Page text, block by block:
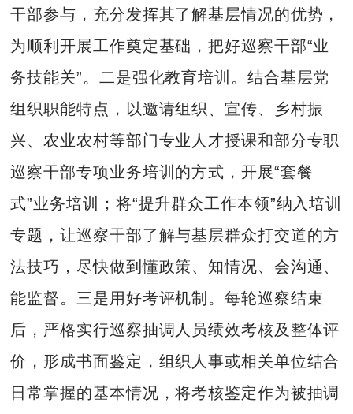
干部参与，充分发挥其了解基层情况的优势，
为顺利开展工作奠定基础，把好巡察干部“业
务技能关”。二是强化教育培训。结合基层党
组织职能特点，以邀请组织、宣传、乡村振
兴、农业农村等部门专业人才授课和部分专职
巡察干部专项业务培训的方式，开展“套餐
式”业务培训；将“提升群众工作本领”纳入培训
专题，让巡察干部了解与基层群众打交道的方
法技巧，尽快做到懂政策、知情况、会沟通、
能监督。三是用好考评机制。每轮巡察结束
后，严格实行巡察抽调人员绩效考核及整体评
价，形成书面鉴定，组织人事或相关单位结合
日常掌握的基本情况，将考核鉴定作为被抽调